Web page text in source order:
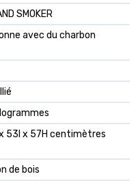
SMOKER
avec du charbon
53l x 57H centimètres
de bois